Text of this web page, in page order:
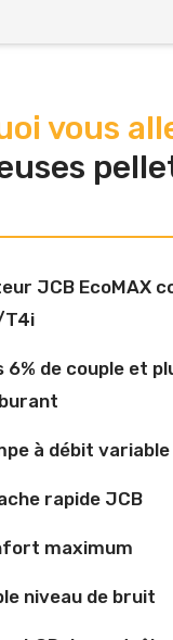
vous
JCB EcoMAX
T4i
6% de couple et
à débit variable
rapide JCB
maximum
niveau de bruit